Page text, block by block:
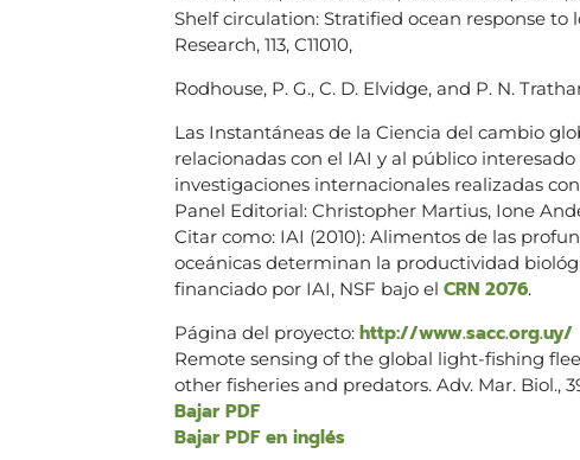
Shelf circulation: Stratified ocean response
Research, 113, C11010,
Rodhouse, P. G., C. D. Elvidge, and P. N.
Las Instantáneas de la Ciencia del cambio
relacionadas con el IAI y al público
investigaciones internacionales realizadas
Panel Editorial: Christopher Martius, Ione
Citar como: IAI (2010): Alimentos de las
oceánicas determinan la productividad
financiado por IAI, NSF bajo el CRN 2076.
Página del proyecto: http://www.sacc.org.uy/
Remote sensing of the global light-fishing
other fisheries and predators. Adv. Mar. Biol.,
Bajar PDF
Bajar PDF en inglés